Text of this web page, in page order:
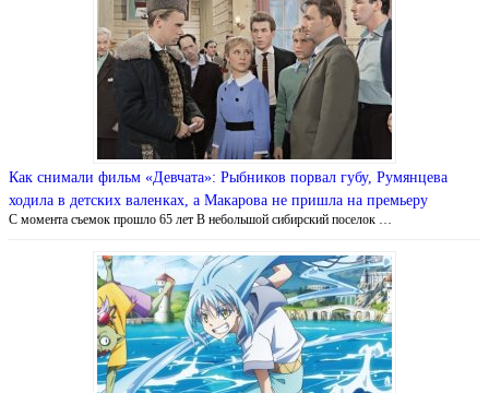
Как снимали фильм «Девчата»: Рыбников порвал губу, Румянцева
ходила в детских валенках, а Макарова не пришла на премьеру
С момента съемок прошло 65 лет В небольшой сибирский поселок …